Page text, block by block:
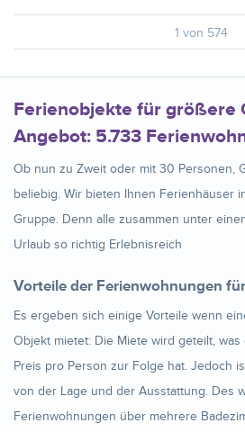
1 von 574
Ferienobjekte für größere
Angebot: 5.733
Ob nun zu Zweit oder mit 30 Personen,
beliebig. Wir bieten Ihnen Ferienhäuser
Gruppe. Denn alle zusammen unter
Urlaub so richtig Erlebnisreich
Vorteile der Ferienwohnungen
Es ergeben sich einige Vorteile wenn
Objekt mietet: Die Miete wird geteilt,
Preis pro Person zur Folge hat. Jedoch
von der Lage und der Ausstattung. Des
Ferienwohnungen über mehrere